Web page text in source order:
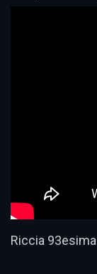
Riccia 93esima